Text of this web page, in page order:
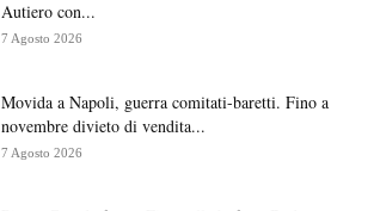
Autiero con...
7 Agosto 2026
Movida a Napoli, guerra comitati-baretti. Fino a
novembre divieto di vendita...
7 Agosto 2026